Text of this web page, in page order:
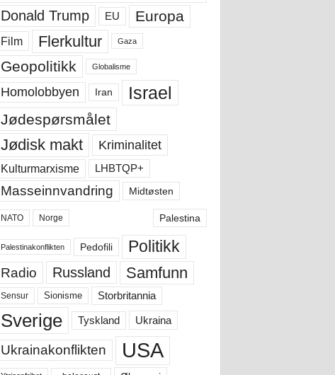
Donald Trump EU Europa
Film Flerkultur Gaza
Geopolitikk Globalisme
Homolobbyen Iran Israel
Jødespørsmålet
Jødisk makt Kriminalitet
Kulturmarxisme LHBTQP+
Masseinnvandring Midtøsten
NATO Norge Palestina
Palestinakonflikten Pedofili Politikk
Radio Russland Samfunn
Sensur Sionisme Storbritannia
Sverige Tyskland Ukraina
Ukrainakonflikten USA